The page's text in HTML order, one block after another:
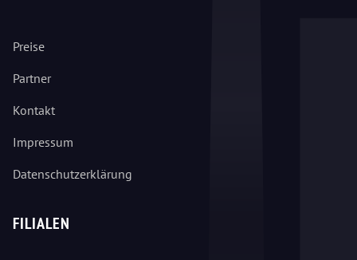
Preise
Partner
Kontakt
Impressum
Datenschutzerklärung
FILIALEN